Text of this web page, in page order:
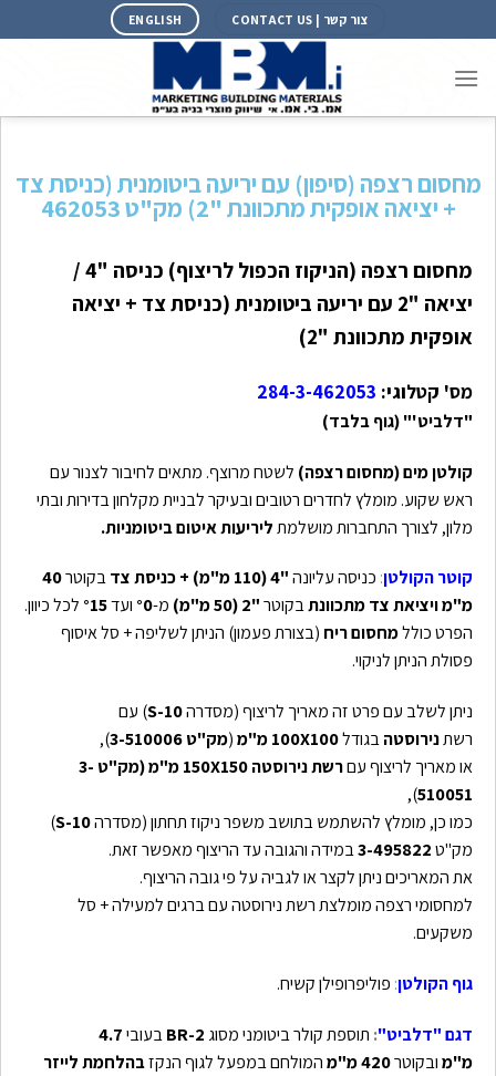
צור קשר | CONTACT US ENGLISH
מחסום רצפה (סיפון) עם יריעה ביטומנית (כניסת צד
+ יציאה אופקית מתכוונת "2) מק"ט 462053
מחסום רצפה (הניקוז הכפול לריצוף) כניסה "4 /
יציאה "2
עם יריעה ביטומנית(כניסת צד + יציאה
אופקית מתכוונת "2)
מס' קטלוגי: 284-3-462053
"דלביט'" (גוף בלבד)
קולטן מים (מחסום רצפה) לשטח מרוצף. מתאים לחיבור לצנור עם
ראש שקוע. מומלץ לחדרים רטובים ובעיקר לבניית מקלחון בדירות ובתי
מלון, לצורך התחברות מושלמתליריעות איטום ביטומניות.
קוטר הקולטן: כניסה עליונה"4 (110 מ"מ) +כניסת צדבקוטר40
מ"מ ויציאת צד מתכוונתבקוטר"2 (50 מ"מ) מ- °0 ועד °15 לכל כיוון.
הפרט כוללמחסום ריח (בצורת פעמון) הניתן לשליפה + סל איסוף
פסולת הניתן לניקוי.
ניתן לשלב עם פרט זה מאריך לריצוף (מסדרה10-
S) עם
רשתנירוסטהבגודל 100X100 מ"מ (מק"ט 3-510006
),
או מאריך לריצוף עםרשת נירוסטה 150 X
150 מ"מ (מק"ט 3-
510051
),
כמו כן, מומלץ להשתמש בתושב משפר ניקוז תחתון (מסדרה10-
S
)
מק"ט3-495822במידה והגובה עד הריצוף מאפשר זאת.
את המאריכים ניתן לקצר או לגביה על פי גובה הריצוף.
למחסומי רצפה מומלצת רשת נירוסטה עם ברגים למעילה + סל
משקעים.
גוף הקולטן: פוליפרופילן קשיח.
דגם"דלביט": תוספת קולר ביטומני מסוג 2-BR בעובי4.7
מ"מובקוטר420 מ"מ המולחם במפעל לגוף הנקזבהלחמת לייזר